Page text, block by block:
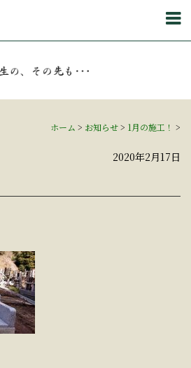
ホーム > お知らせ> 1月の施工！ >
2020年2月17日